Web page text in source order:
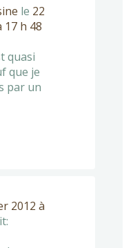
le 22
17 h 48
quasi
que je
par un
2012 à